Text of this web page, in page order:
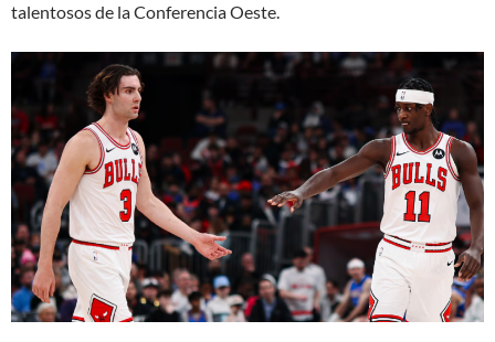
talentosos de la Conferencia Oeste.